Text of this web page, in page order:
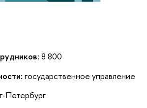
8 800
государственное управление
Петербург